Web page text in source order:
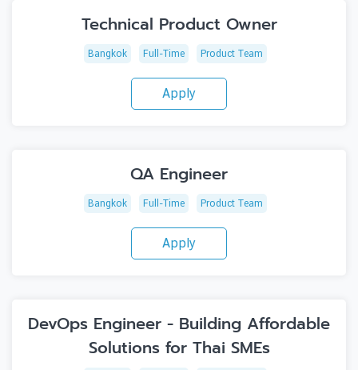
Technical Product Owner
Bangkok Full-Time Product Team
Apply
QA Engineer
Bangkok Full-Time Product Team
Apply
DevOps Engineer - Building Affordable
Solutions for Thai SMEs